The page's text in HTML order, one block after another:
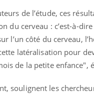
de l’étude, ces
du cerveau : c’est-à-
l’un côté du cerveau,
latéralisation pour
de la petite enfance",
soulignent les